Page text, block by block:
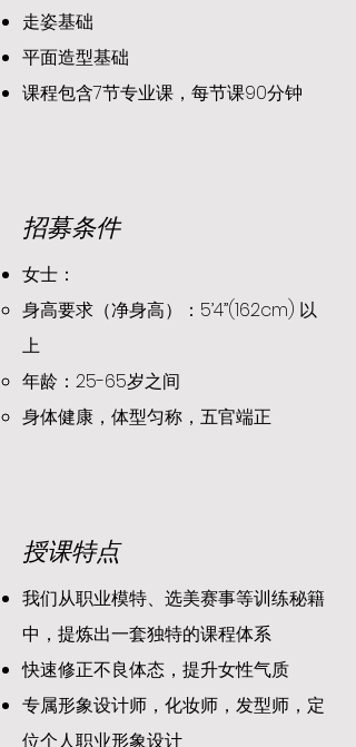
走姿基础
平面造型基础
课程包含7节专业课，每节课90分钟
​招募条件
​​女士：
身高要求（净身高）：5’4’’(162cm) 以
上
年龄：25-65岁之间
身体健康，体型匀称，五官端正
授课特点
我们从职业模特、选美赛事等训练秘籍
中，提炼出一套独特的课程体系
快速修正不良体态，提升女性气质
专属形象设计师，化妆师，发型师，定
位个人职业形象设计